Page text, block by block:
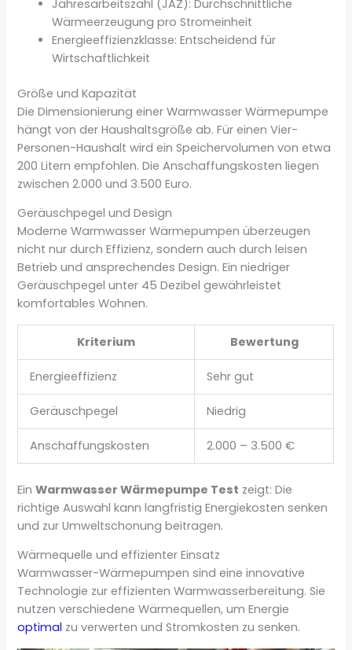
Jahresarbeitszahl (JAZ): Durchschnittliche
Wärmeerzeugung pro Stromeinheit
Energieeffizienzklasse: Entscheidend für
Wirtschaftlichkeit
Größe und Kapazität
Die Dimensionierung einer Warmwasser Wärmepumpe
hängt von der Haushaltsgröße ab. Für einen Vier-
Personen-Haushalt wird ein Speichervolumen von etwa
200 Litern empfohlen. Die Anschaffungskosten liegen
zwischen 2.000 und 3.500 Euro.
Geräuschpegel und Design
Moderne Warmwasser Wärmepumpen überzeugen
nicht nur durch Effizienz, sondern auch durch leisen
Betrieb und ansprechendes Design. Ein niedriger
Geräuschpegel unter 45 Dezibel gewährleistet
komfortables Wohnen.
Kriterium Bewertung
Energieeffizienz Sehr gut
Geräuschpegel Niedrig
Anschaffungskosten 2.000 – 3.500 €
EinWarmwasser Wärmepumpe Test zeigt: Die
richtige Auswahl kann langfristig Energiekosten senken
und zur Umweltschonung beitragen.
Wärmequelle und effizienter Einsatz
Warmwasser-Wärmepumpen sind eine innovative
Technologie zur effizienten Warmwasserbereitung. Sie
nutzen verschiedene Wärmequellen, um Energie
optimal zu verwerten und Stromkosten zu senken.